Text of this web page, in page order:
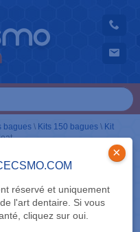
réservé et uniquement
l'art dentaire. Si vous
cliquez sur oui.
×
bagues \ Kits 150 bagues \ Kit